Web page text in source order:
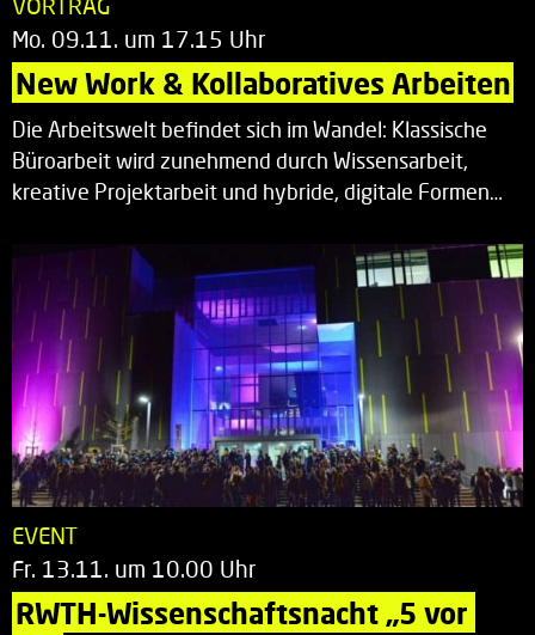
VORTRAG
Mo. 09.11. um 17.15 Uhr
New Work & Kollaboratives Arbeiten
Die Arbeitswelt befindet sich im Wandel: Klassische
Büroarbeit wird zunehmend durch Wissensarbeit,
kreative Projektarbeit und hybride, digitale Formen…
EVENT
Fr. 13.11. um 10.00 Uhr
RWTH-Wissenschaftsnacht „5 vor